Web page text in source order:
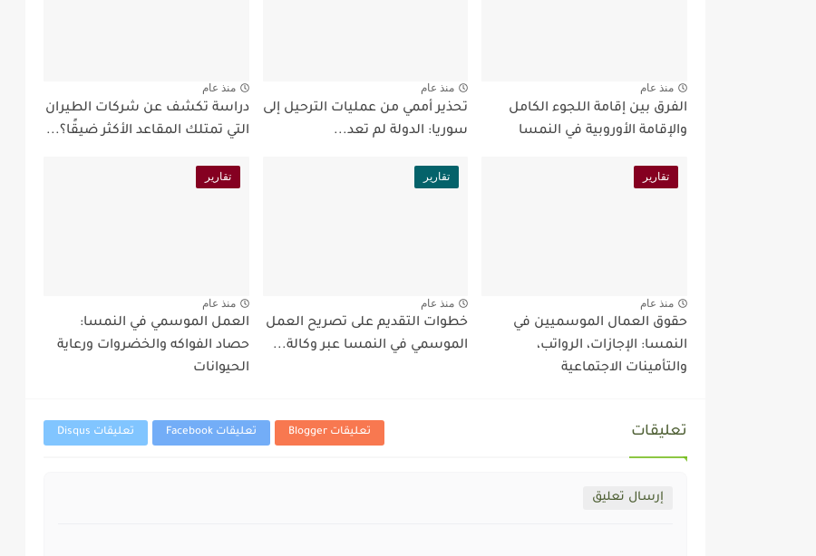
منذ عام
الفرق بين إقامة اللجوء الكامل
والإقامة الأوروبية في النمسا
منذ عام
تحذير أممي من عمليات الترحيل إلى
سوريا: الدولة لم تعد...
منذ عام
دراسة تكشف عن شركات الطيران
التي تمتلك المقاعد الأكثر ضيقًا؟...
تقارير
منذ عام
حقوق العمال الموسميين في
النمسا: الإجازات، الرواتب،
والتأمينات الاجتماعية
تقارير
منذ عام
خطوات التقديم على تصريح العمل
الموسمي في النمسا عبر وكالة...
تقارير
منذ عام
العمل الموسمي في النمسا:
حصاد الفواكه والخضروات ورعاية
الحيوانات
تعليقات تعليقات Blogger تعليقات Facebook تعليقات Disqus
إرسال تعليق